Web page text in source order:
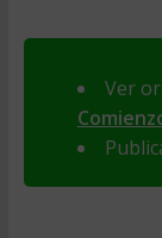
Ver